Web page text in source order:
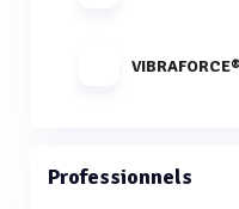
VIBRAFORCE®
Professionnels